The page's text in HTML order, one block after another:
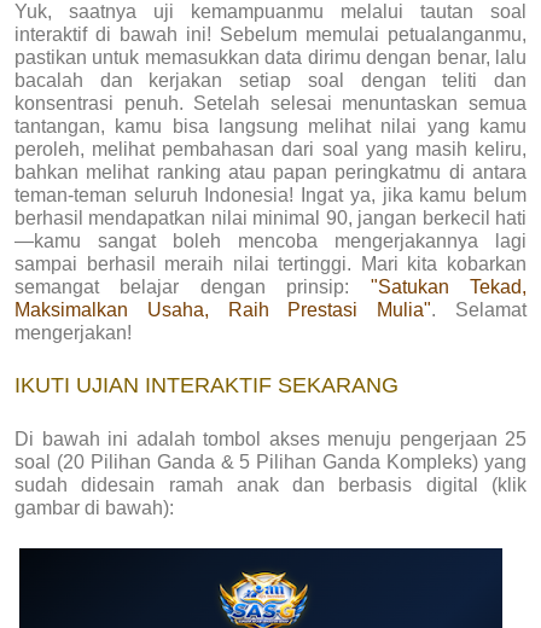
Yuk, saatnya uji kemampuanmu melalui tautan soal
interaktif di bawah ini! Sebelum memulai petualanganmu,
pastikan untuk memasukkan data dirimu dengan benar, lalu
bacalah dan kerjakan setiap soal dengan teliti dan
konsentrasi penuh. Setelah selesai menuntaskan semua
tantangan, kamu bisa langsung melihat nilai yang kamu
peroleh, melihat pembahasan dari soal yang masih keliru,
bahkan melihat ranking atau papan peringkatmu di antara
teman-teman seluruh Indonesia! Ingat ya, jika kamu belum
berhasil mendapatkan nilai minimal 90, jangan berkecil hati
—kamu sangat boleh mencoba mengerjakannya lagi
sampai berhasil meraih nilai tertinggi. Mari kita kobarkan
semangat belajar dengan prinsip: "Satukan Tekad,
Maksimalkan Usaha, Raih Prestasi Mulia". Selamat
mengerjakan!
IKUTI UJIAN INTERAKTIF SEKARANG
Di bawah ini adalah tombol akses menuju pengerjaan 25
soal (20 Pilihan Ganda & 5 Pilihan Ganda Kompleks) yang
sudah didesain ramah anak dan berbasis digital (klik
gambar di bawah):